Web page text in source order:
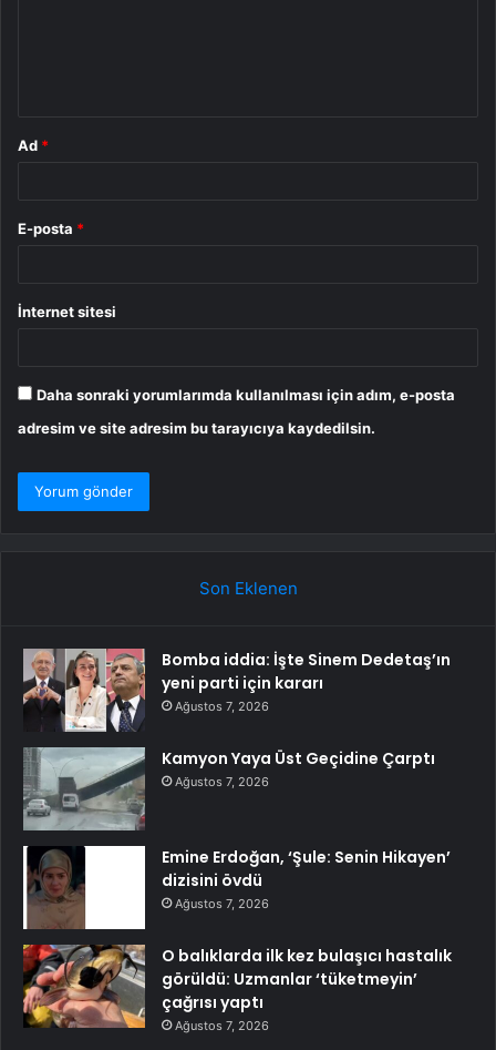
Ad *
E-posta *
İnternet sitesi
Daha sonraki yorumlarımda kullanılması için adım, e-posta
adresim ve site adresim bu tarayıcıya kaydedilsin.
Son Eklenen
Bomba iddia: İşte Sinem Dedetaş’ın
yeni parti için kararı
Ağustos 7, 2026
Kamyon Yaya Üst Geçidine Çarptı
Ağustos 7, 2026
Emine Erdoğan, ‘Şule: Senin Hikayen’
dizisini övdü
Ağustos 7, 2026
O balıklarda ilk kez bulaşıcı hastalık
görüldü: Uzmanlar ‘tüketmeyin’
çağrısı yaptı
Ağustos 7, 2026